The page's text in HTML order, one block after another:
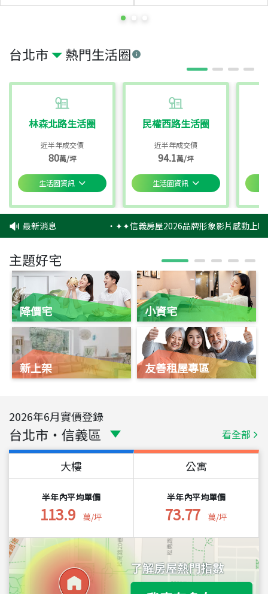
台北市 熱門生活圈
林森北路生活圈
近半年成交價
80萬/坪
生活圈資訊
民權西路生活圈
近半年成交價
94.1萬/坪
生活圈資訊
最新消息 ‧✦✦信義房屋2026品牌形象影片感動上
主題好宅
降價宅
新上架
小資宅
友善租屋專區
2026年6月實價登錄
台北市 ・ 信義區 看全部
大樓
半年內平均單價
113.9 萬/坪
公寓
半年內平均單價
73.77 萬/坪